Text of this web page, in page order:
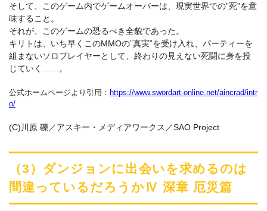
そして、このゲーム内でゲームオーバーは、現実世界での”死”を意
味すること。
それが、このゲームの恐るべき全貌であった。
キリトは、いち早くこのMMOの”真実”を受け入れ、パーティーを
組まないソロプレイヤーとして、終わりの見えない死闘に身を投
じていく……。
公式ホームページより引用： https://www.swordart-online.net/aincrad/intr
o/
(C)川原 礫／アスキー・メディアワークス／SAO Project
（3）ダンジョンに出会いを求めるのは
間違っているだろうかⅣ 深章 厄災篇